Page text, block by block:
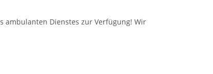
ambulanten Dienstes zur Verfügung! Wir